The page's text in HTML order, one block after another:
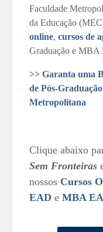
Faculdade
da Educação
online, cursos de
Graduação e MBA
>> Garanta uma
de Pós-
Metropolitana
Clique abaixo
Sem Fronteiras
nossos Cursos
EAD e MBA